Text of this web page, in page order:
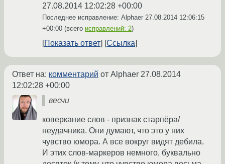
27.08.2014 12:02:28 +00:00
Последнее исправление: Alphaer 27.08.2014 12:06:15
+00:00 (всего исправлений: 2)
Показать ответ Ссылка
Ответ на: комментарий от Alphaer 27.08.2014
12:02:28 +00:00
весчи
коверкание слов - признак старпёра/
неудачника. Они думают, что это у них
чувство юмора. А все вокруг видят дебила.
И этих слов-маркеров немного, буквально